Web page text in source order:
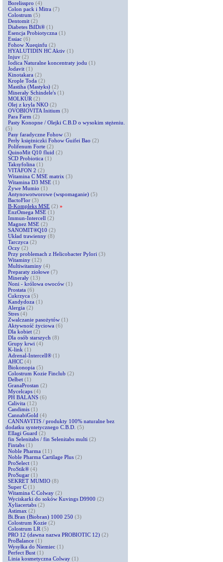
Borelisspro (4)
Colon pack i Mitra (7)
Colostrum (5)
Dentomit (2)
Diabetes BilDi® (1)
Esencja Probiotyczna (1)
Essiac (6)
Fohow Xueqinfu (2)
HYALUTIDIN HC Aktiv (1)
Injuv (2)
Iodica Naturalne koncentraty jodu (1)
Jodavit (1)
Kinotakara (2)
Krople Toda (2)
Mastiha (Mastyks) (2)
Minerały Schindele's (1)
MOLKUR (2)
Olej z kryla NKO (2)
OVOBIOVITA Initium (3)
Para Farm (2)
Pasty Konopne / Olejki C.B.D o wysokim stężeniu.
(5)
Pasy faradyczne Fohow (3)
Perły księżniczki Fohow Guifei Bao (2)
Polifenum Forte (2)
QuinoMit Q10 fluid (2)
SCD Probiotica (1)
Taksyfolina (1)
VITAFON 2 (2)
Witamina C MSE matrix (3)
Witamina D3 MSE (1)
Żywe Mumio (1)
Antynowotworowe (wspomaganie) (5)
BactoFlor (3)
B-Kompleks MSE (2) »
EnzOmega MSE (1)
Immun-Intercell (2)
Magnez MSE (2)
SANOMIT®Q10 (2)
Układ trawienny (8)
Tarczyca (2)
Oczy (2)
Przy problemach z Helicobacter Pylori (3)
Witaminy (12)
Multiwitaminy (4)
Preparaty ziołowe (7)
Minerały (13)
Noni - królowa owoców (1)
Prostata (6)
Cukrzyca (5)
Kandydoza (1)
Alergia (2)
Stres (4)
Zwalczanie pasożytów (1)
Aktywność życiowa (6)
Dla kobiet (2)
Dla osób starszych (8)
Grupy krwi (4)
K-link (1)
Adrenal-Intercell® (1)
AHCC (4)
Biokonopia (5)
Colostrum Kozie Finclub (2)
Delbet (1)
GranaProstan (2)
Mycelcaps (4)
PH BALANS (6)
Calivita (12)
Candimis (1)
CannabiGold (4)
CANNAVITIS / produkty 100% naturalne bez
dodatku syntetycznego C.B.D. (5)
Ellagi Guard (2)
fin Selenitabs / fin Selenitabs multi (2)
Fintabs (1)
Noble Pharma (11)
Noble Pharma Cartilage Plus (2)
ProSelect (1)
ProStik® (4)
ProSugar (1)
SEKRET MUMIO (8)
Super C (1)
Witamina C Colway (2)
Wyciskarki do soków Kuvings D9900 (2)
Xyliacertabs (2)
Astimax (2)
Bi.Bran (Biobran) 1000 250 (3)
Colostrum Kozie (2)
Colostrum LR (5)
PRO 12 (dawna nazwa PROBIOTIC 12) (2)
ProBalance (1)
Wysyłka do Niemiec (1)
Perfect Bust (1)
Linia kosmetyczna Colway (1)